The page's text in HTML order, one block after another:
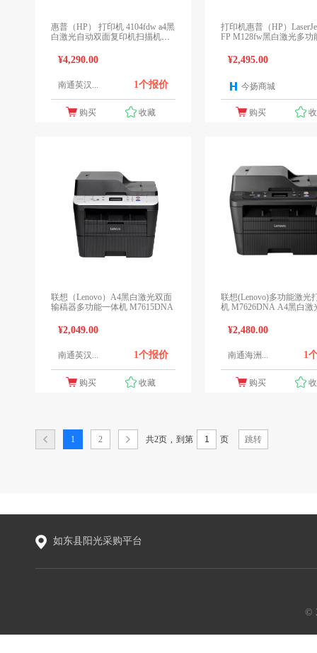
惠普（HP） 打印机 4104fdw a4黑
白激光自动双面复印机扫描机传
¥4,290.00
南通英汉... 1个报价
购买 收藏
打印机惠普（HP）
FP M128fw黑白激光多功
¥2,495.00
今扬商城
购买
联想（Lenovo）A4黑白激光双面
输稿器多功能一体机 M7615DNA
¥2,049.00
南通英汉... 1个报价
购买 收藏
联想(Lenovo)多功能激光
机 M7626DNA A4黑白激光 （打
¥2,480.00
南通海洲... 1
购买
1 2 共2页 到第 页 跳转
如东县阳光采购平台
©